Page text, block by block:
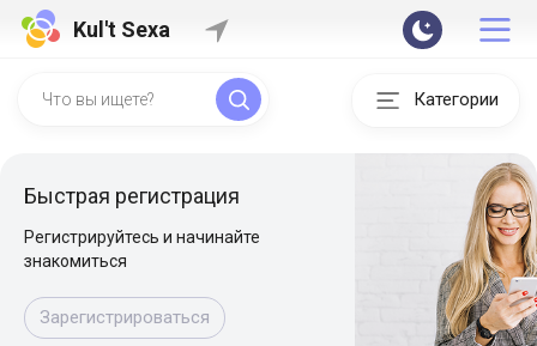
Kul't Sexa
Категории
Быстрая регистрация
Регистрируйтесь и начинайте
знакомиться
Зарегистрироваться